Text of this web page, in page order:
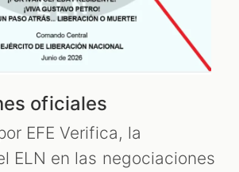
oficiales
EFE Verifica, la
ELN en las negociaciones